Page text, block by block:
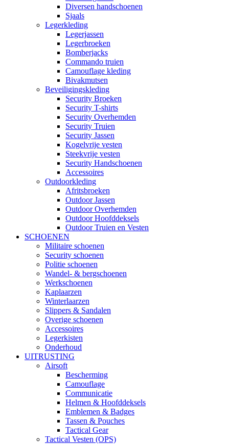
Diversen handschoenen
Sjaals
Legerkleding
Legerjassen
Legerbroeken
Bomberjacks
Commando truien
Camouflage kleding
Bivakmutsen
Beveiligingskleding
Security Broeken
Security T-shirts
Security Overhemden
Security Truien
Security Jassen
Kogelvrije vesten
Steekvrije vesten
Security Handschoenen
Accessoires
Outdoorkleding
Afritsbroeken
Outdoor Jassen
Outdoor Overhemden
Outdoor Hoofddeksels
Outdoor Truien en Vesten
SCHOENEN
Militaire schoenen
Security schoenen
Politie schoenen
Wandel- & bergschoenen
Werkschoenen
Kaplaarzen
Winterlaarzen
Slippers & Sandalen
Overige schoenen
Accessoires
Legerkisten
Onderhoud
UITRUSTING
Airsoft
Bescherming
Camouflage
Communicatie
Helmen & Hoofddeksels
Emblemen & Badges
Tassen & Pouches
Tactical Gear
Tactical Vesten (OPS)